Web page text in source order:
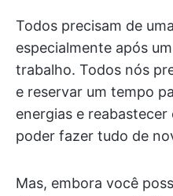
Todos precisam de
especialmente após
trabalho. Todos nós
e reservar um tempo
energias e
poder fazer tudo de
Mas, embora você